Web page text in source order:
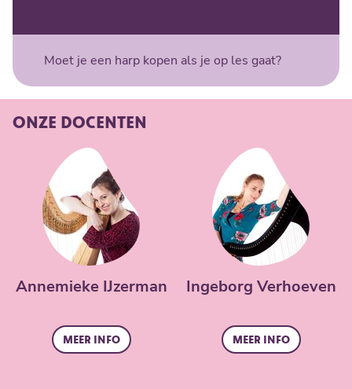
Moet je een harp kopen als je op les gaat?
ONZE DOCENTEN
Annemieke IJzerman
Meer info
Ingeborg Verhoeven
Meer info